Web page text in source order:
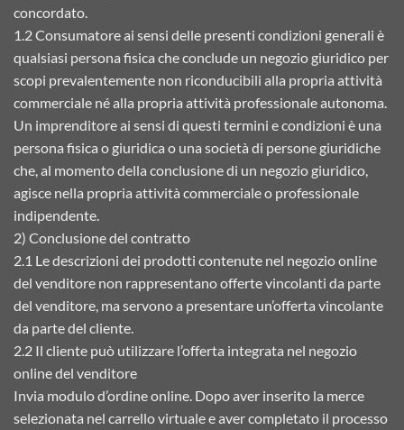
concordato.
1.2 Consumatore ai sensi delle presenti condizioni generali è
qualsiasi persona fisica che conclude un negozio giuridico per
scopi prevalentemente non riconducibili alla propria attività
commerciale né alla propria attività professionale autonoma.
Un imprenditore ai sensi di questi termini e condizioni è una
persona fisica o giuridica o una società di persone giuridiche
che, al momento della conclusione di un negozio giuridico,
agisce nella propria attività commerciale o professionale
indipendente.
2) Conclusione del contratto
2.1 Le descrizioni dei prodotti contenute nel negozio online
del venditore non rappresentano offerte vincolanti da parte
del venditore, ma servono a presentare un’offerta vincolante
da parte del cliente.
2.2 Il cliente può utilizzare l’offerta integrata nel negozio
online del venditore
Invia modulo d’ordine online. Dopo aver inserito la merce
selezionata nel carrello virtuale e aver completato il processo